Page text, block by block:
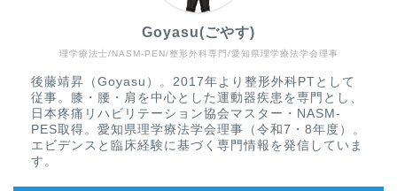
理学療法士/NASM-PEN/整形外科専門/愛知県理学療法学会理事
Goyasu(ごやす)
後藤靖昇（Goyasu）。2017年より整形外科PTとして
従事。膝・腰・肩を中心とした運動器疾患を専門とし、
日本疼痛リハビリテーション協会マスター・NASM-
PES取得。愛知県理学療法学会理事（令和7・8年度）。
エビデンスと臨床経験に基づく専門情報を発信していま
す。
疾患から探す